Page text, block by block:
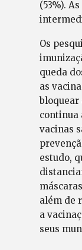
(53%).
Os
queda
as
bloquear
continua
vacinas
estudo,
além de
a
seus